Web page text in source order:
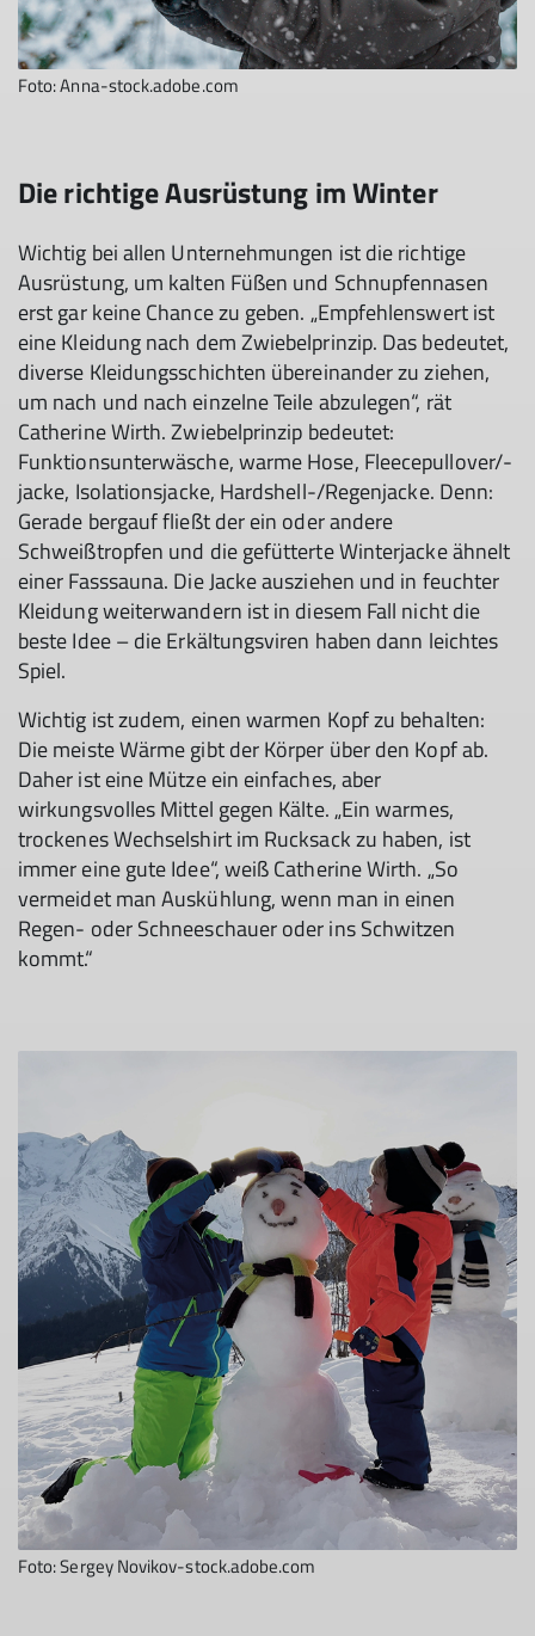
Foto: Anna-stock.adobe.com
Die richtige Ausrüstung im Winter
Wichtig bei allen Unternehmungen ist die richtige
Ausrüstung, um kalten Füßen und Schnupfennasen
erst gar keine Chance zu geben. „Empfehlenswert ist
eine Kleidung nach dem Zwiebelprinzip. Das bedeutet,
diverse Kleidungsschichten übereinander zu ziehen,
um nach und nach einzelne Teile abzulegen“, rät
Catherine Wirth. Zwiebelprinzip bedeutet:
Funktionsunterwäsche, warme Hose, Fleecepullover/-
jacke, Isolationsjacke, Hardshell-/Regenjacke. Denn:
Gerade bergauf fließt der ein oder andere
Schweißtropfen und die gefütterte Winterjacke ähnelt
einer Fasssauna. Die Jacke ausziehen und in feuchter
Kleidung weiterwandern ist in diesem Fall nicht die
beste Idee – die Erkältungsviren haben dann leichtes
Spiel.
Wichtig ist zudem, einen warmen Kopf zu behalten:
Die meiste Wärme gibt der Körper über den Kopf ab.
Daher ist eine Mütze ein einfaches, aber
wirkungsvolles Mittel gegen Kälte. „Ein warmes,
trockenes Wechselshirt im Rucksack zu haben, ist
immer eine gute Idee“, weiß Catherine Wirth. „So
vermeidet man Auskühlung, wenn man in einen
Regen- oder Schneeschauer oder ins Schwitzen
kommt.“
Foto: Sergey Novikov-stock.adobe.com